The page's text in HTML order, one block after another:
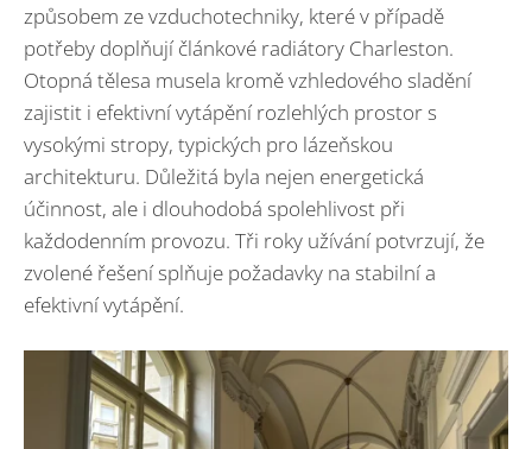
způsobem ze vzduchotechniky, které v případě
potřeby doplňují článkové radiátory Charleston.
Otopná tělesa musela kromě vzhledového sladění
zajistit i efektivní vytápění rozlehlých prostor s
vysokými stropy, typických pro lázeňskou
architekturu. Důležitá byla nejen energetická
účinnost, ale i dlouhodobá spolehlivost při
každodenním provozu. Tři roky užívání potvrzují, že
zvolené řešení splňuje požadavky na stabilní a
efektivní vytápění.